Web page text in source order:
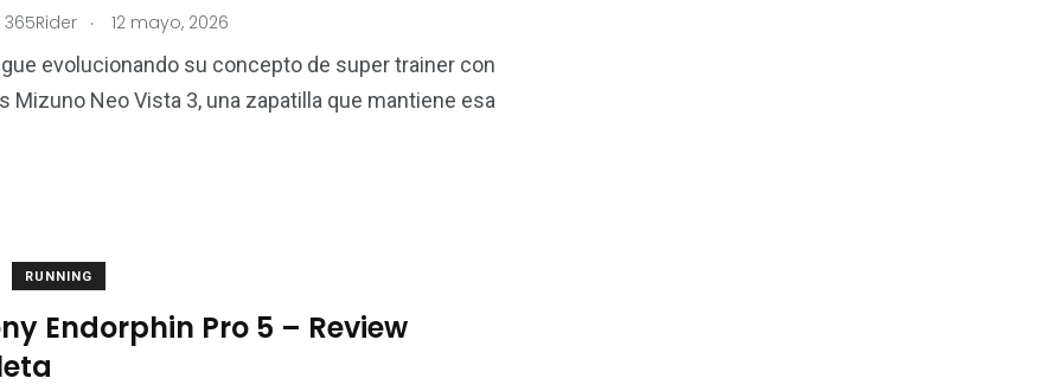
. 12 mayo, 2026
evolucionando su concepto de super trainer con
Mizuno Neo Vista 3, una zapatilla que mantiene esa
RUNNING
Endorphin Pro 5 – Review